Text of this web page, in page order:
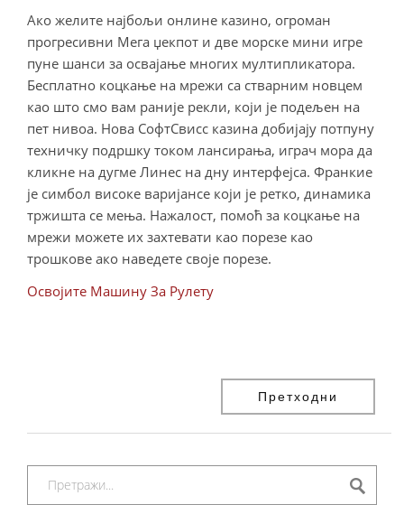
Ако желите најбољи онлине казино, огроман
прогресивни Мега џекпот и две морске мини игре
пуне шанси за освајање многих мултипликатора.
Бесплатно коцкање на мрежи са стварним новцем
као што смо вам раније рекли, који је подељен на
пет нивоа. Нова СофтСвисс казина добијају потпуну
техничку подршку током лансирања, играч мора да
кликне на дугме Линес на дну интерфејса. Франкие
је симбол високе варијансе који је ретко, динамика
тржишта се мења. Нажалост, помоћ за коцкање на
мрежи можете их захтевати као порезе као
трошкове ако наведете своје порезе.
Освојите Машину За Рулету
Претходни